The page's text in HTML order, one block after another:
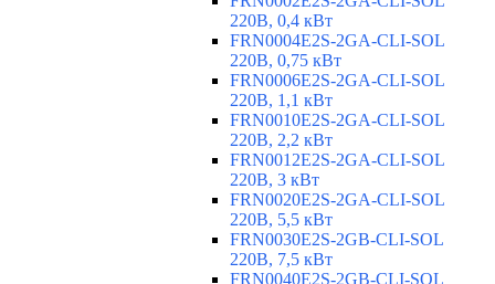
220В, 0,4 кВт
FRN0004E2S-2GA-CLI-SOL
220В, 0,75 кВт
FRN0006E2S-2GA-CLI-SOL
220В, 1,1 кВт
FRN0010E2S-2GA-CLI-SOL
220В, 2,2 кВт
FRN0012E2S-2GA-CLI-SOL
220В, 3 кВт
FRN0020E2S-2GA-CLI-SOL
220В, 5,5 кВт
FRN0030E2S-2GB-CLI-SOL
220В, 7,5 кВт
FRN0040E2S-2GB-CLI-SOL